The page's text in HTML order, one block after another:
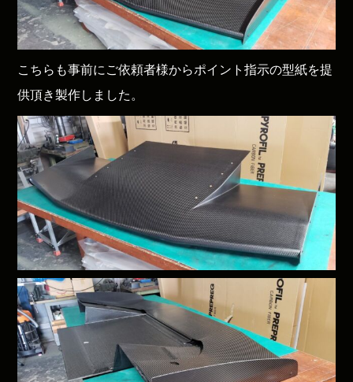
こちらも事前にご依頼者様からポイント指示の型紙を提
供頂き製作しました。